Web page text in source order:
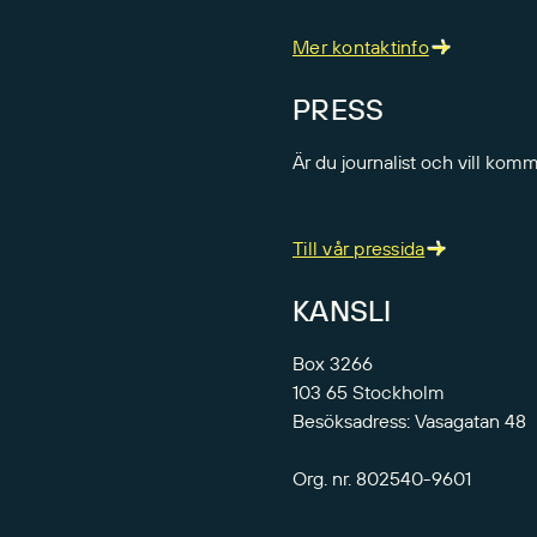
Mer kontaktinfo
PRESS
Är du journalist och vill
Till vår pressida
KANSLI
Box 3266
103 65 Stockholm
Besöksadress: Vasagatan 48
Org. nr. 802540-9601